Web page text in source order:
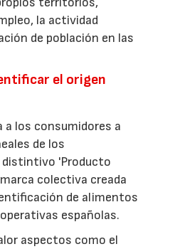
la actividad
de población en las
el origen
a los consumidores a
de los
distintivo 'Producto
colectiva creada
de alimentos
españolas.
aspectos como el